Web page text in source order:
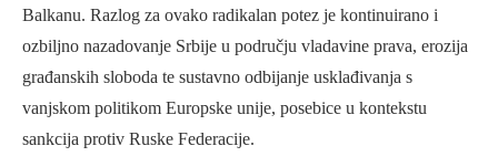
Balkanu. Razlog za ovako radikalan potez je kontinuirano i
ozbiljno nazadovanje Srbije u području vladavine prava, erozija
građanskih sloboda te sustavno odbijanje usklađivanja s
vanjskom politikom Europske unije, posebice u kontekstu
sankcija protiv Ruske Federacije.